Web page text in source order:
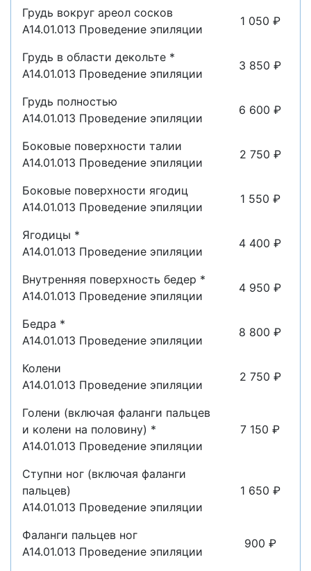
Грудь вокруг ареол сосков
A14.01.013 Проведение эпиляции
1 050 ₽
Грудь в области декольте *
A14.01.013 Проведение эпиляции
3 850 ₽
Грудь полностью
A14.01.013 Проведение эпиляции
6 600 ₽
Боковые поверхности талии
A14.01.013 Проведение эпиляции
2 750 ₽
Боковые поверхности ягодиц
A14.01.013 Проведение эпиляции
1 550 ₽
Ягодицы *
A14.01.013 Проведение эпиляции
4 400 ₽
Внутренняя поверхность бедер *
A14.01.013 Проведение эпиляции
4 950 ₽
Бедра *
A14.01.013 Проведение эпиляции
8 800 ₽
Колени
A14.01.013 Проведение эпиляции
2 750 ₽
Голени (включая фаланги пальцев
и колени на половину) *
A14.01.013 Проведение эпиляции
7 150 ₽
Ступни ног (включая фаланги
пальцев)
A14.01.013 Проведение эпиляции
1 650 ₽
Фаланги пальцев ног
A14.01.013 Проведение эпиляции
900 ₽